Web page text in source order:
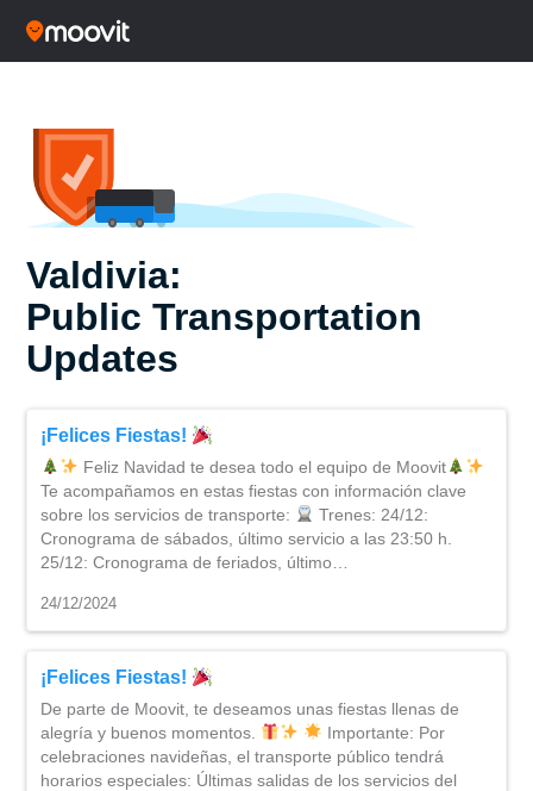
Valdivia:
Public Transportation
Updates
¡Felices Fiestas!
Feliz Navidad te desea todo el equipo de Moovit
Te acompañamos en estas fiestas con información clave
sobre los servicios de transporte:
Trenes: 24/12:
Cronograma de sábados, último servicio a las 23:50 h.
25/12: Cronograma de feriados, último…
24/12/2024
¡Felices Fiestas!
De parte de Moovit, te deseamos unas fiestas llenas de
alegría y buenos momentos.
Importante: Por
celebraciones navideñas, el transporte público tendrá
horarios especiales: Últimas salidas de los servicios del